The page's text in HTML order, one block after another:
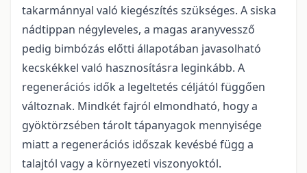
takarmánnyal való kiegészítés szükséges. A siska
nádtippan négyleveles, a magas aranyvessző
pedig bimbózás előtti állapotában javasolható
kecskékkel való hasznosításra leginkább. A
regenerációs idők a legeltetés céljától függően
változnak. Mindkét fajról elmondható, hogy a
gyöktörzsében tárolt tápanyagok mennyisége
miatt a regenerációs időszak kevésbé függ a
talajtól vagy a környezeti viszonyoktól.